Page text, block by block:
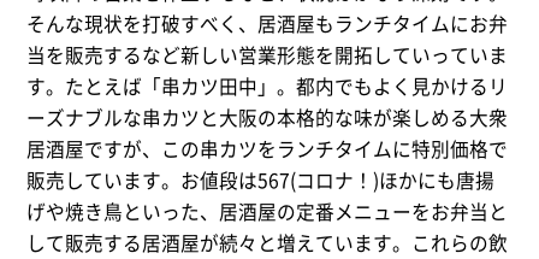
そんな現状を打破すべく、居酒屋もランチタイムにお弁
当を販売するなど新しい営業形態を開拓していっていま
す。たとえば「串カツ田中」。都内でもよく見かけるリ
ーズナブルな串カツと大阪の本格的な味が楽しめる大衆
居酒屋ですが、この串カツをランチタイムに特別価格で
販売しています。お値段は567(コロナ！)ほかにも唐揚
げや焼き鳥といった、居酒屋の定番メニューをお弁当と
して販売する居酒屋が続々と増えています。これらの飲